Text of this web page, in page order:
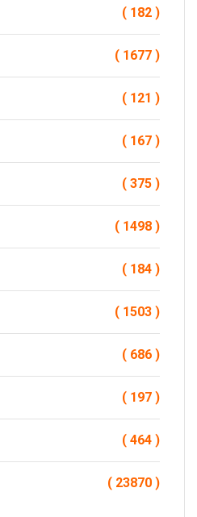
( 182 )
( 1677 )
( 121 )
( 167 )
( 375 )
( 1498 )
( 184 )
( 1503 )
( 686 )
( 197 )
( 464 )
( 23870 )